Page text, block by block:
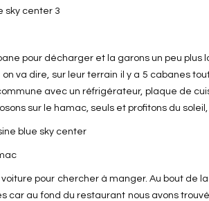
pour décharger et la garons un peu plus
va dire, sur leur terrain il y a 5 cabanes
avec un réfrigérateur, plaque de
sur le hamac, seuls et profitons du soleil,
voiture pour chercher à manger. Au bout
car au fond du restaurant nous avons